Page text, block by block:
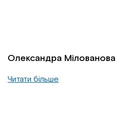
Олександра Мілованова
Читати більше